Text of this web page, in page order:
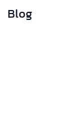
Blog